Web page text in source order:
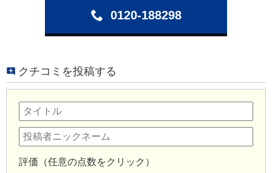
0120-188298
クチコミを投稿する
評価（任意の点数をクリック）